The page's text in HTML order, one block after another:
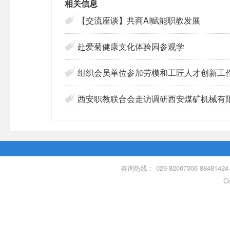
相关信息
【交流座谈】共商AI赋能职教发展
赴爱菊健康文化体验园参观学
组织会员单位参加劳模和工匠人才创新工
西安职教联合会走访调研西安煤矿机械有
咨询热线： 029-82007306